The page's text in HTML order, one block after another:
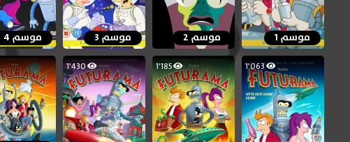
موسم 1 موسم 2 موسم 3 موسم 4
1٬063 1٬185 1٬430